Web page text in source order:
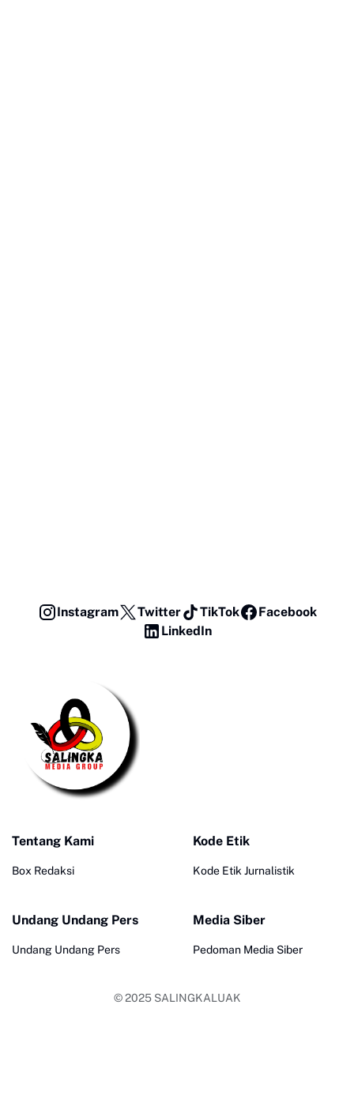
Instagram Twitter TikTok
Facebook
LinkedIn
Tentang Kami
Box Redaksi
Kode Etik
Kode Etik Jurnalistik
Undang Undang Pers
Undang Undang Pers
Media Siber
Pedoman Media Siber
© 2025 SALINGKALUAK